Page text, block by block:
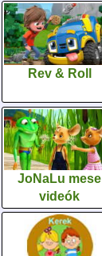
Rev & Roll
JoNaLu mese
videók